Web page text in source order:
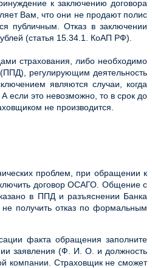
к заключению договора
Вам, что они не продают полис
публичным. Отказ в заключении
(статья 15.34.1. КоАП РФ).
страхования, либо необходимо
регулирующим деятельность
являются случаи, когда
если это невозможно, то в срок до
не производится.
проблем, при обращении к
договор ОСАГО. Общение с
в ППД и разъяснении Банка
получить отказ по формальным
факта обращения заполните
заявления (Ф. И. О. и должность
компании. Страховщик не сможет